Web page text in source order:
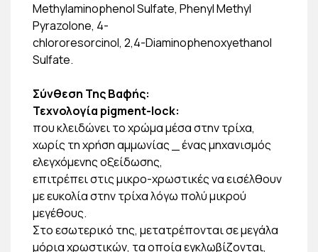
Methylaminophenol Sulfate, Phenyl Methyl
Pyrazolone, 4-
chlororesorcinol, 2,4-Diaminophenoxyethanol
Sulfate.
Σύνθεση Της Βαφής:
Τεχνολογία pigment-lock:
που κλειδώνει το χρώμα μέσα στην τρίχα,
χωρίς τη χρήση αμμωνίας _ ένας μηχανισμός
ελεγχόμενης οξείδωσης,
επιτρέπει στις μικρο-χρωστικές να εισέλθουν
με ευκολία στην τρίχα λόγω πολύ μικρού
μεγέθους.
Στο εσωτερικό της, μετατρέπονται σε μεγάλα
μόρια χρωστικών, τα οποία εγκλωβίζονται,